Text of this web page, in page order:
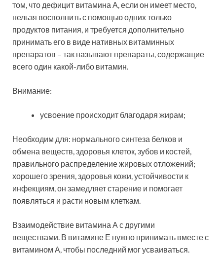
том, что дефицит витамина А, если он имеет место,
нельзя восполнить с помощью одних только
продуктов питания, и требуется дополнительно
принимать его в виде нативных витаминных
препаратов – так называют препараты, содержащие
всего один какой-либо витамин.
Внимание:
усвоение происходит благодаря жирам;
Необходим для: нормального синтеза белков и
обмена веществ, здоровья клеток, зубов и костей,
правильного распределение жировых отложений;
хорошего зрения, здоровья кожи, устойчивости к
инфекциям, он замедляет старение и помогает
появляться и расти новым клеткам.
Взаимодействие витамина А с другими
веществами. В витамине Е нужно принимать вместе с
витамином А, чтобы последний мог усваиваться.